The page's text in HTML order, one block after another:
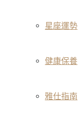
星座運勢
健康保養
雅仕指南